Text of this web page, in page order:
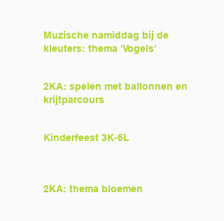
Muzische namiddag bij de
kleuters: thema 'Vogels'
2KA: spelen met ballonnen en
krijtparcours
Kinderfeest 3K-6L
2KA: thema bloemen